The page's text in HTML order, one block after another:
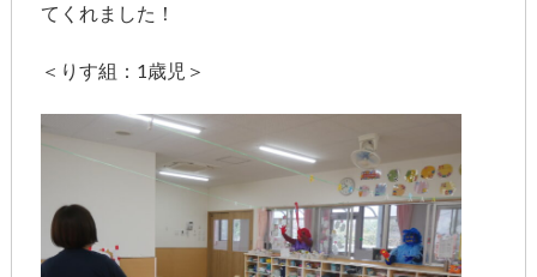
てくれました！
＜りす組：1歳児＞